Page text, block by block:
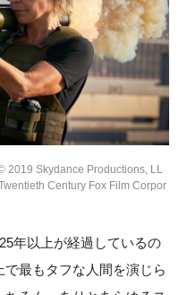
2019 Skydance Productions, LL
Century Fox Film Corpor
年以上が経過しているの
最もタフな人間を演じら